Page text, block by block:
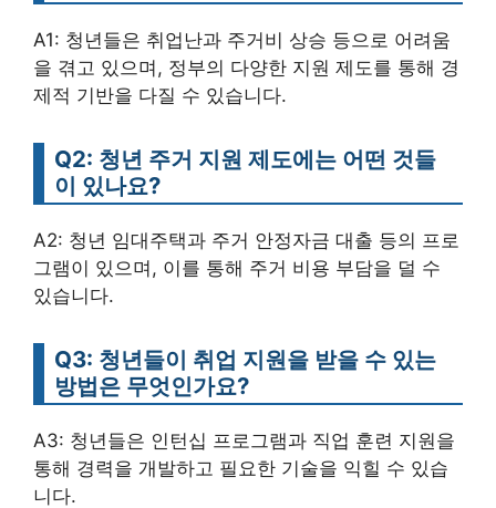
A1: 청년들은 취업난과 주거비 상승 등으로 어려움
을 겪고 있으며, 정부의 다양한 지원 제도를 통해 경
제적 기반을 다질 수 있습니다.
Q2: 청년 주거 지원 제도에는 어떤 것들
이 있나요?
A2: 청년 임대주택과 주거 안정자금 대출 등의 프로
그램이 있으며, 이를 통해 주거 비용 부담을 덜 수
있습니다.
Q3: 청년들이 취업 지원을 받을 수 있는
방법은 무엇인가요?
A3: 청년들은 인턴십 프로그램과 직업 훈련 지원을
통해 경력을 개발하고 필요한 기술을 익힐 수 있습
니다.